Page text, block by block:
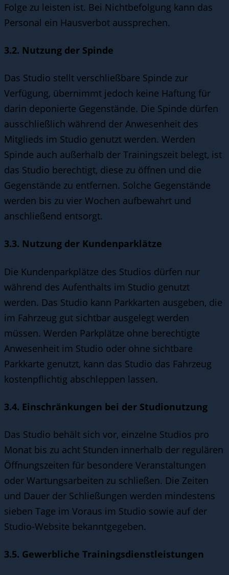
Folge zu leisten ist. Bei Nichtbefolgung kann das
Personal ein Hausverbot aussprechen.
3.2. Nutzung der Spinde
Das Studio stellt verschließbare Spinde zur
Verfügung, übernimmt jedoch keine Haftung für
darin deponierte Gegenstände. Die Spinde dürfen
ausschließlich während der Anwesenheit des
Mitglieds im Studio genutzt werden. Werden
Spinde auch außerhalb der Trainingszeit belegt, ist
das Studio berechtigt, diese zu öffnen und die
Gegenstände zu entfernen. Solche Gegenstände
werden bis zu vier Wochen aufbewahrt und
anschließend entsorgt.
3.3. Nutzung der Kundenparklätze
Die Kundenparkplätze des Studios dürfen nur
während des Aufenthalts im Studio genutzt
werden. Das Studio kann Parkkarten ausgeben, die
im Fahrzeug gut sichtbar ausgelegt werden
müssen. Werden Parkplätze ohne berechtigte
Anwesenheit im Studio oder ohne sichtbare
Parkkarte genutzt, kann das Studio das Fahrzeug
kostenpflichtig abschleppen lassen.
3.4. Einschränkungen bei der Studionutzung
Das Studio behält sich vor, einzelne Studios pro
Monat bis zu acht Stunden innerhalb der regulären
Öffnungszeiten für besondere Veranstaltungen
oder Wartungsarbeiten zu schließen. Die Zeiten
und Dauer der Schließungen werden mindestens
sieben Tage im Voraus im Studio sowie auf der
Studio-Website bekanntgegeben.
3.5. Gewerbliche Trainingsdienstleistungen